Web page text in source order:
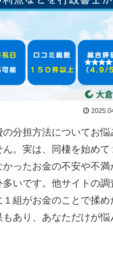
分担方法についてお悩
。実は、同棲を始めて
かったお金の不安や不満
多いです。他サイトの
組がお金のことで揉め
あり、あなただけが